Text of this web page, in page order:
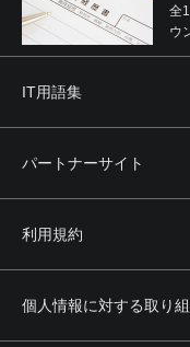
全
ウ
IT用語集
パートナーサイト
利用規約
個人情報に対する取り